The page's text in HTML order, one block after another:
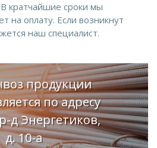
В кратчайшие сроки мы
на оплату. Если возникнут
наш специалист.
продукции
по адресу
д Энергетиков,
д. 10-а